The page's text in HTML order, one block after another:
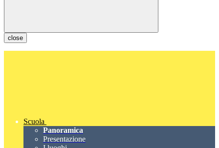
close
Scuola
Panoramica
Presentazione